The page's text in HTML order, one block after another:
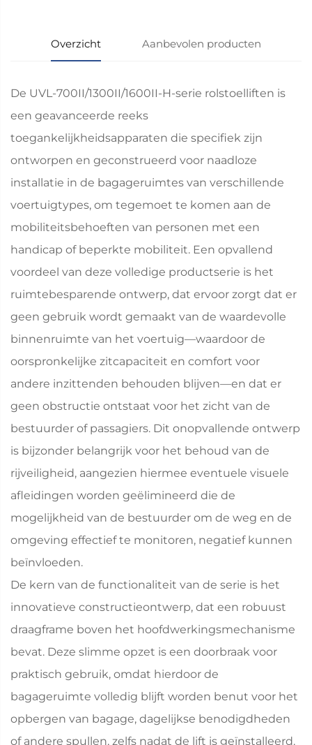
Overzicht Aanbevolen producten
De UVL-700II/1300II/1600II-H-serie rolstoelliften is
een geavanceerde reeks
toegankelijkheidsapparaten die specifiek zijn
ontworpen en geconstrueerd voor naadloze
installatie in de bagageruimtes van verschillende
voertuigtypes, om tegemoet te komen aan de
mobiliteitsbehoeften van personen met een
handicap of beperkte mobiliteit. Een opvallend
voordeel van deze volledige productserie is het
ruimtebesparende ontwerp, dat ervoor zorgt dat er
geen gebruik wordt gemaakt van de waardevolle
binnenruimte van het voertuig—waardoor de
oorspronkelijke zitcapaciteit en comfort voor
andere inzittenden behouden blijven—en dat er
geen obstructie ontstaat voor het zicht van de
bestuurder of passagiers. Dit onopvallende ontwerp
is bijzonder belangrijk voor het behoud van de
rijveiligheid, aangezien hiermee eventuele visuele
afleidingen worden geëlimineerd die de
mogelijkheid van de bestuurder om de weg en de
omgeving effectief te monitoren, negatief kunnen
beïnvloeden.
De kern van de functionaliteit van de serie is het
innovatieve constructieontwerp, dat een robuust
draagframe boven het hoofdwerkingsmechanisme
bevat. Deze slimme opzet is een doorbraak voor
praktisch gebruik, omdat hierdoor de
bagageruimte volledig blijft worden benut voor het
opbergen van bagage, dagelijkse benodigdheden
of andere spullen, zelfs nadat de lift is geïnstalleerd.